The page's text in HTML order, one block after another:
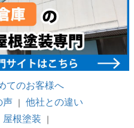
てのお客様へ
声｜ 他社との違い
屋根塗装 ｜